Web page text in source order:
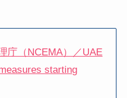
庁（NCEMA）／UAE
starting